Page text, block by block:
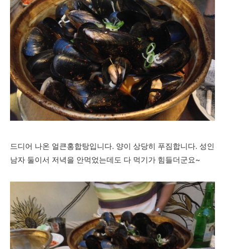
드디어 나온 얼큰홍합탕입니다. 양이 상당히 푸짐합니다. 성인
남자 둘이서 저녁을 안먹었는데도 다 먹기가 힘들더군요~